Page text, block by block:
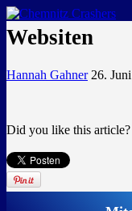
GEMEINSAM EINE
Websiten
Hannah Gahner 26.
Did you like this